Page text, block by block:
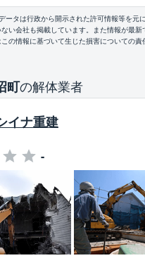
ータは行政から開示された許可情報等を元
い会社も掲載しています。また情報が最
の情報に基づいて生じた損害についての責
町の解体業者
イナ重建
-